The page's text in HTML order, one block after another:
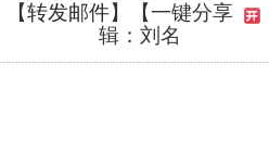
【转发邮件】
【一键分享
辑：刘名